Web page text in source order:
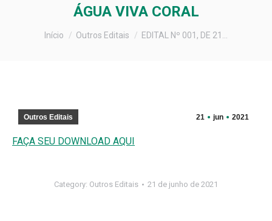
ÁGUA VIVA CORAL
Você está aqui:
Início Outros Editais EDITAL Nº 001, DE 21…
21 jun 2021
Outros Editais
FAÇA SEU DOWNLOAD AQUI
Category: Outros Editais 21 de junho de 2021